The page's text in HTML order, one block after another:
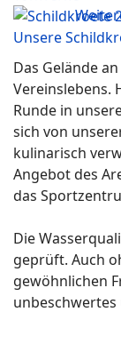
Unsere
Das Gelände
Vereinslebens.
Runde in
sich von
kulinarisch
Angebot des
das
Die
geprüft. Auch
gewöhnlichen